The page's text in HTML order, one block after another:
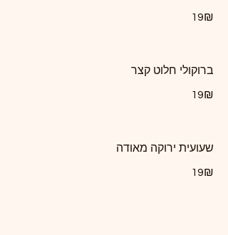
‏19 ‏₪
ברוקולי חלוט קצר
‏19 ‏₪
שעועית ירוקה מאודה
‏19 ‏₪